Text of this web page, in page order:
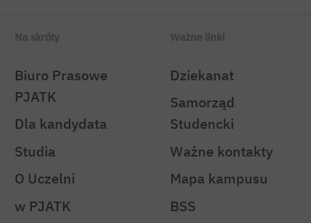
Na skróty
Biuro Prasowe
PJATK
Dla kandydata
Studia
O Uczelni
w PJATK
Ważne linki
Dziekanat
Samorząd
Studencki
Ważne kontakty
Mapa kampusu
BSS